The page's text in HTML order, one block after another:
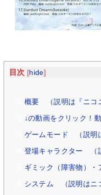
目次 [hide]
概要 （説明は『ニコ
↓の動画をクリック！
ゲームモード （説明
登場キャラクター （
ギミック（障害物）
システム （説明はニ